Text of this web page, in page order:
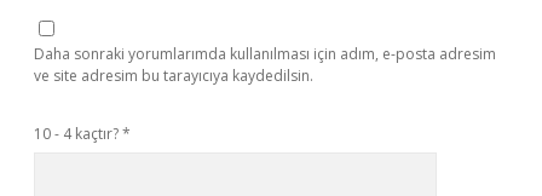
Daha sonraki yorumlarımda kullanılması için adım, e-posta adresim
ve site adresim bu tarayıcıya kaydedilsin.
10 - 4 kaçtır?*